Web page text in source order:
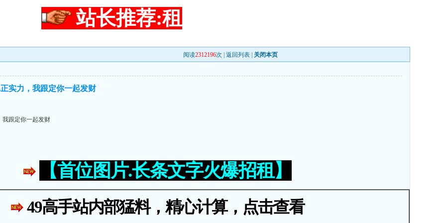
站长推荐:租
阅读2312196次 | 返回列表 关闭本页
实力，我跟定你一起发财
我跟定你一起发财
【首位图片.长条文字火爆招租】
49高手站内部猛料，精心计算，点击查看